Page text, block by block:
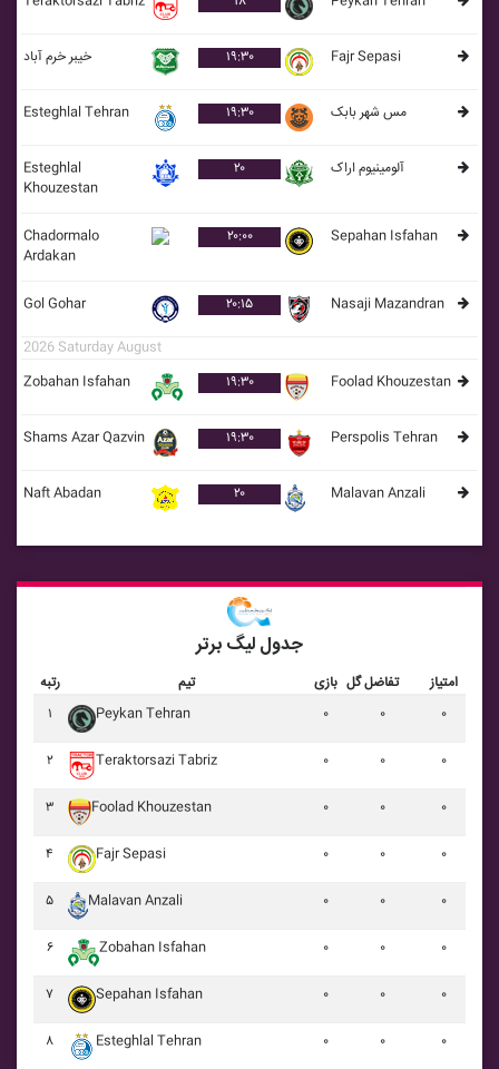
خيبر خرم آباد ۱۹:۳۰ Fajr Sepasi
Esteghlal Tehran ۱۹:۳۰ مس شهر بابک
Esteghlal
Khouzestan
۲۰ آلومينيوم اراک
Chadormalo
Ardakan
۲۰:۰۰ Sepahan Isfahan
Gol Gohar ۲۰:۱۵ Nasaji Mazandran
2026 Saturday August
Zobahan Isfahan
۱۹:۳۰ Foolad Khouzestan
Shams Azar Qazvin ۱۹:۳۰ Perspolis Tehran
Naft Abadan ۲۰ Malavan Anzali
جدول لیگ برتر
رتبه تیم بازی تفاضل گل
امتیاز
۱
Peykan Tehran ۰ ۰ ۰
۲ Teraktorsazi Tabriz ۰ ۰ ۰
۳ Foolad Khouzestan ۰ ۰ ۰
۴ Fajr Sepasi ۰ ۰ ۰
۵ Malavan Anzali ۰ ۰ ۰
۶ Zobahan Isfahan ۰ ۰ ۰
۷ Sepahan Isfahan ۰ ۰ ۰
۸ Esteghlal Tehran ۰ ۰ ۰